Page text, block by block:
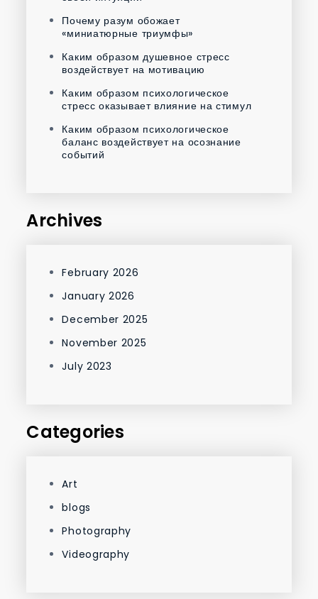
Почему разум обожает
«миниатюрные триумфы»
Каким образом душевное стресс
воздействует на мотивацию
Каким образом психологическое
стресс оказывает влияние на стимул
Каким образом психологическое
баланс воздействует на осознание
событий
Archives
February 2026
January 2026
December 2025
November 2025
July 2023
Categories
Art
blogs
Photography
Videography